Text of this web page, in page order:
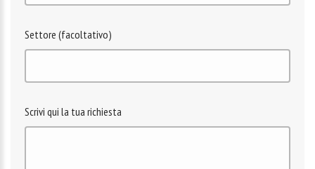
Settore (facoltativo)
Scrivi qui la tua richiesta